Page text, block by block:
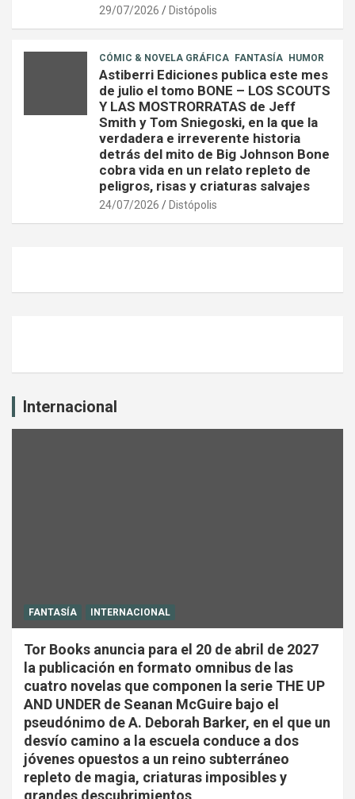
29/07/2026 Distópolis
CÓMIC & NOVELA GRÁFICA FANTASÍA HUMOR
Astiberri Ediciones publica este mes
de julio el tomo BONE – LOS SCOUTS
Y LAS MOSTRORRATAS de Jeff
Smith y Tom Sniegoski, en la que la
verdadera e irreverente historia
detrás del mito de Big Johnson Bone
cobra vida en un relato repleto de
peligros, risas y criaturas salvajes
24/07/2026 Distópolis
Internacional
FANTASÍA INTERNACIONAL
Tor Books anuncia para el 20 de abril de 2027
la publicación en formato omnibus de las
cuatro novelas que componen la serie THE UP
AND UNDER de Seanan McGuire bajo el
pseudónimo de A. Deborah Barker, en el que un
desvío camino a la escuela conduce a dos
jóvenes opuestos a un reino subterráneo
repleto de magia, criaturas imposibles y
grandes descubrimientos